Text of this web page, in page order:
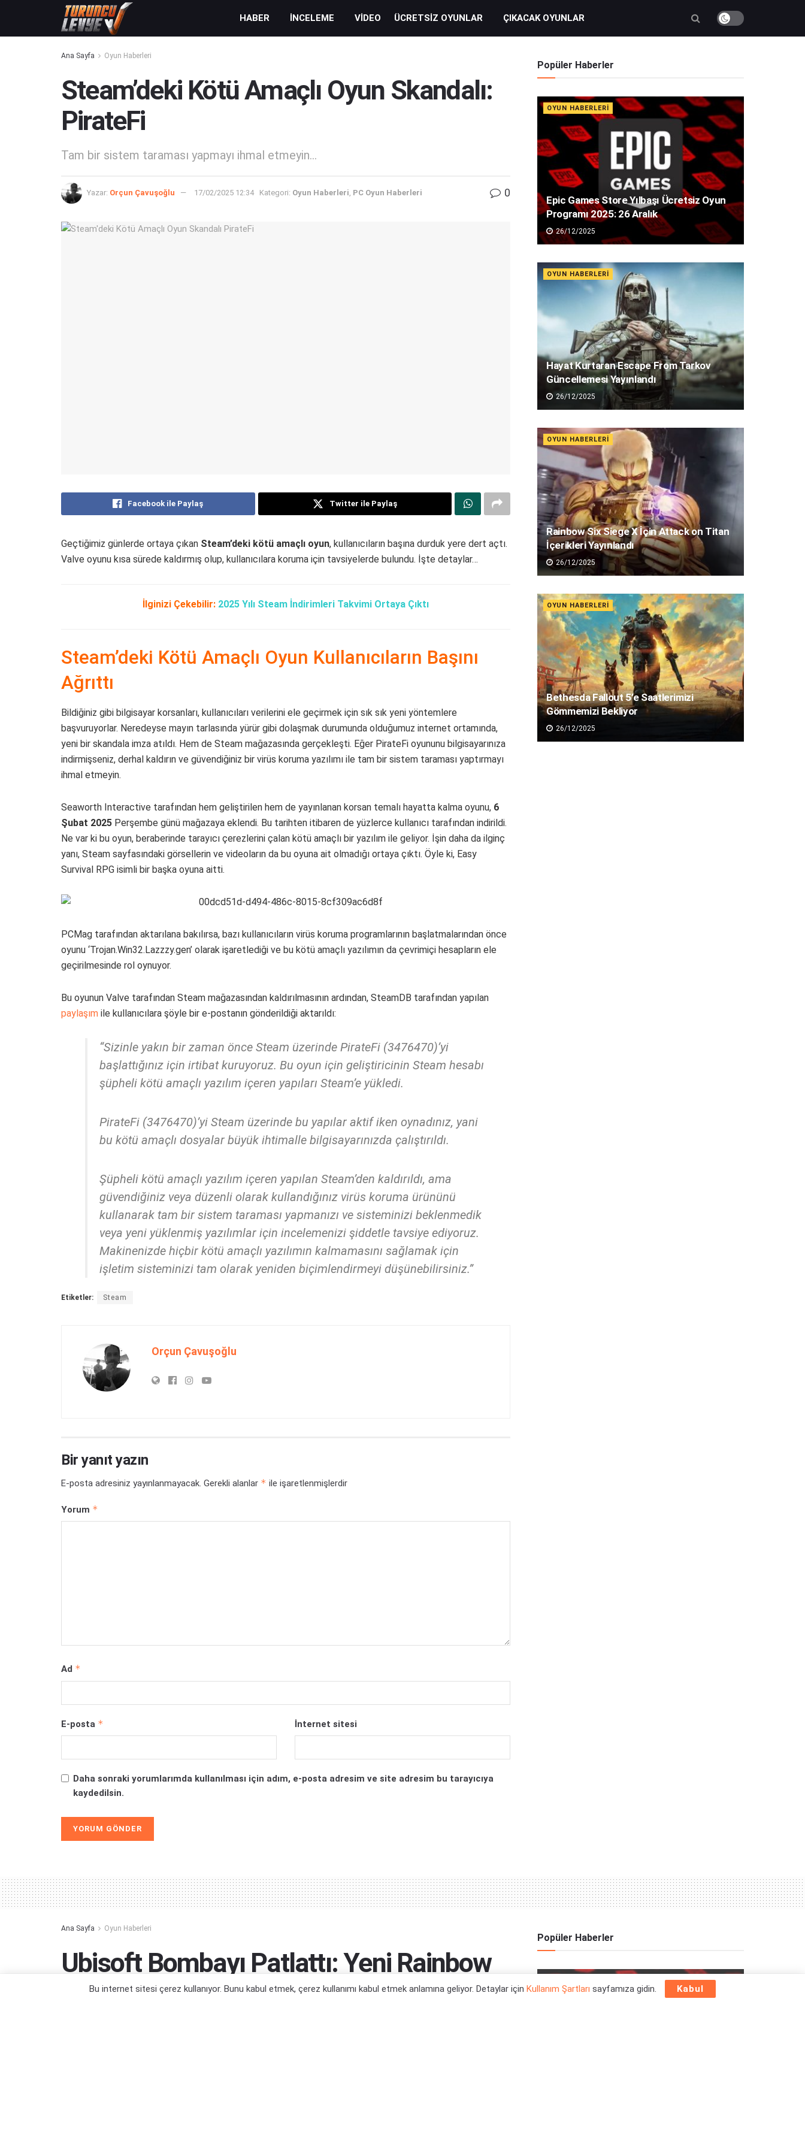
HABER İNCELEME VIDEO ÜCRETSIZ OYUNLAR ÇIKACAK OYUNLAR
Ana Sayfa Oyun Haberleri
Steam’deki Kötü Amaçlı Oyun Skandalı:
PirateFi
Tam bir sistem taraması yapmayı ihmal etmeyin...
Yazar: Orçun Çavuşoğlu 17/02/2025 12:34 Kategori: Oyun Haberleri PC Oyun Haberleri 0
Facebook ile Paylaş Twitter ile Paylaş
Geçtiğimiz günlerde ortaya çıkan Steam’deki kötü amaçlı oyun, kullanıcıların başına durduk yere dert açtı.
Valve oyunu kısa sürede kaldırmış olup, kullanıcılara koruma için tavsiyelerde bulundu. İşte detaylar…
İlginizi Çekebilir: 2025 Yılı Steam İndirimleri Takvimi Ortaya Çıktı
Steam’deki Kötü Amaçlı Oyun Kullanıcıların Başını
Ağrıttı
Bildiğiniz gibi bilgisayar korsanları, kullanıcıları verilerini ele geçirmek için sık sık yeni yöntemlere
başvuruyorlar. Neredeyse mayın tarlasında yürür gibi dolaşmak durumunda olduğumuz internet ortamında,
yeni bir skandala imza atıldı. Hem de Steam mağazasında gerçekleşti. Eğer PirateFi oyununu bilgisayarınıza
indirmişseniz, derhal kaldırın ve güvendiğiniz bir virüs koruma yazılımı ile tam bir sistem taraması yaptırmayı
ihmal etmeyin.
Seaworth Interactive tarafından hem geliştirilen hem de yayınlanan korsan temalı hayatta kalma oyunu, 6
Şubat 2025 Perşembe günü mağazaya eklendi. Bu tarihten itibaren de yüzlerce kullanıcı tarafından indirildi.
Ne var ki bu oyun, beraberinde tarayıcı çerezlerini çalan kötü amaçlı bir yazılım ile geliyor. İşin daha da ilginç
yanı, Steam sayfasındaki görsellerin ve videoların da bu oyuna ait olmadığı ortaya çıktı. Öyle ki, Easy
Survival RPG isimli bir başka oyuna aitti.
PCMag tarafından aktarılana bakılırsa, bazı kullanıcıların virüs koruma programlarının başlatmalarından önce
oyunu ‘Trojan.Win32.Lazzzy.gen’ olarak işaretlediği ve bu kötü amaçlı yazılımın da çevrimiçi hesapların ele
geçirilmesinde rol oynuyor.
Bu oyunun Valve tarafından Steam mağazasından kaldırılmasının ardından, SteamDB tarafından yapılan
paylaşım ile kullanıcılara şöyle bir e-postanın gönderildiği aktarıldı:
“Sizinle yakın bir zaman önce Steam üzerinde PirateFi (3476470)’yi
başlattığınız için irtibat kuruyoruz. Bu oyun için geliştiricinin Steam hesabı
şüpheli kötü amaçlı yazılım içeren yapıları Steam’e yükledi.
PirateFi (3476470)’yi Steam üzerinde bu yapılar aktif iken oynadınız, yani
bu kötü amaçlı dosyalar büyük ihtimalle bilgisayarınızda çalıştırıldı.
Şüpheli kötü amaçlı yazılım içeren yapılan Steam’den kaldırıldı, ama
güvendiğiniz veya düzenli olarak kullandığınız virüs koruma ürününü
kullanarak tam bir sistem taraması yapmanızı ve sisteminizi beklenmedik
veya yeni yüklenmiş yazılımlar için incelemenizi şiddetle tavsiye ediyoruz.
Makinenizde hiçbir kötü amaçlı yazılımın kalmamasını sağlamak için
işletim sisteminizi tam olarak yeniden biçimlendirmeyi düşünebilirsiniz.”
Etiketler: Steam
Orçun Çavuşoğlu
Bir yanıt yazın
E-posta adresiniz yayınlanmayacak. Gerekli alanlar * ile işaretlenmişlerdir
Yorum *
Ad *
E-posta * İnternet sitesi
Daha sonraki yorumlarımda kullanılması için adım, e-posta adresim ve site adresim bu tarayıcıya
kaydedilsin.
Popüler Haberler
OYUN HABERLERI
Epic Games Store Yılbaşı Ücretsiz Oyun
Programı 2025: 26 Aralık
26/12/2025
OYUN HABERLERI
Hayat Kurtaran Escape From Tarkov
Güncellemesi Yayınlandı
26/12/2025
OYUN HABERLERI
Rainbow Six Siege X İçin Attack on Titan
İçerikleri Yayınlandı
26/12/2025
OYUN HABERLERI
Bethesda Fallout 5’e Saatlerimizi
Gömmemizi Bekliyor
26/12/2025
Ana Sayfa Oyun Haberleri
Ubisoft Bombayı Patlattı: Yeni Rainbow
Six Siege Çağı Başlıyor
Popüler Haberler
Bu internet sitesi çerez kullanıyor. Bunu kabul etmek, çerez kullanımı kabul etmek anlamına geliyor. Detaylar için Kullanım Şartları sayfamıza gidin. Kabul